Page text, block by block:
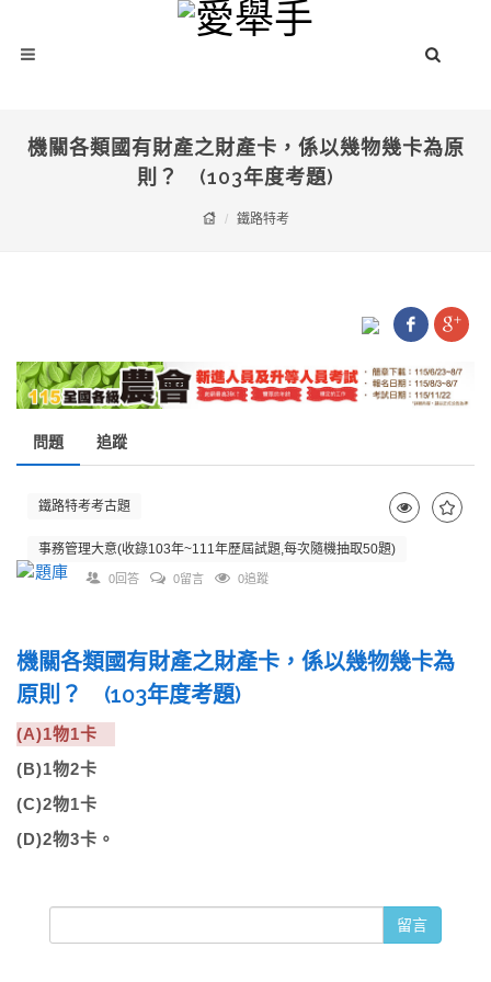
機關各類國有財產之財產卡，係以幾物幾卡為原
則？ (103年度考題)
鐵路特考
問題 追蹤
鐵路特考考古題
事務管理大意(收錄103年~111年歷屆試題,每次隨機抽取50題)
0回答 0留言 0追蹤
機關各類國有財產之財產卡，係以幾物幾卡為
原則？ (103年度考題)
(A)1物1卡
(B)1物2卡
(C)2物1卡
(D)2物3卡。
留言